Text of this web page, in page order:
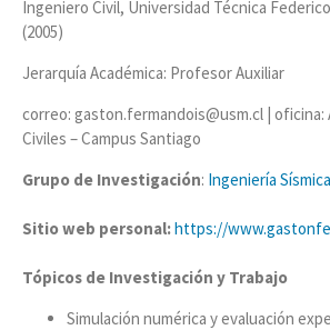
Ingeniero Civil, Universidad Técnica
(2005)
Jerarquía Académica: Profesor Auxiliar
correo: gaston.fermandois@usm.cl | oficina:
Civiles – Campus Santiago
Grupo de Investigación: Ingeniería Sísmica
Sitio web personal:https://
Tópicos de Investigación y Trabajo
Simulación numérica y evaluación